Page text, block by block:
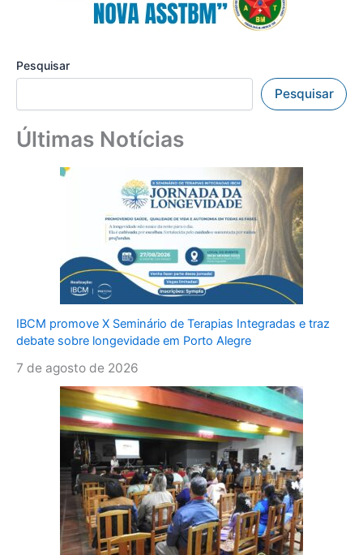
Pesquisar
Pesquisar
Últimas Notícias
IBCM promove X Seminário de Terapias Integradas e traz
debate sobre longevidade em Porto Alegre
7 de agosto de 2026